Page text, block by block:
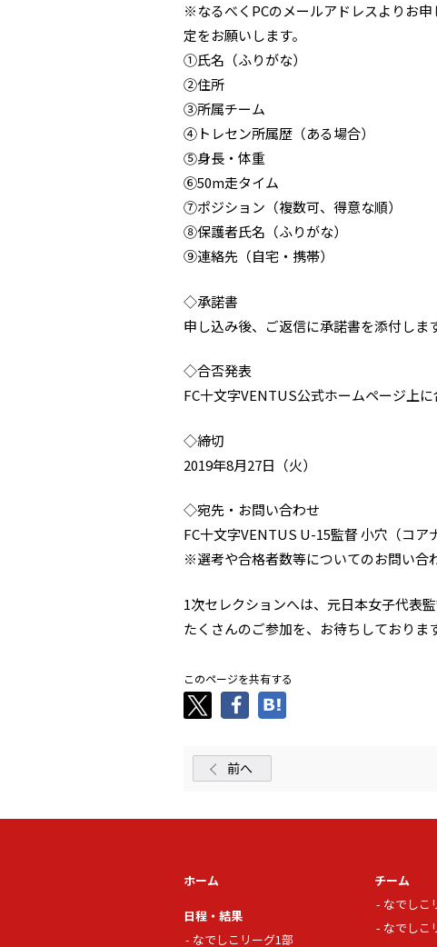
※なるべくPCのメールアドレスよりお
定をお願いします。
①氏名（ふりがな）
②住所
③所属チーム
④トレセン所属歴（ある場合）
⑤身長・体重
⑥50m走タイム
⑦ポジション（複数可、得意な順）
⑧保護者氏名（ふりがな）
⑨連絡先（自宅・携帯）
◇承諾書
申し込み後、ご返信に承諾書を添付しま
◇合否発表
FC十文字VENTUS公式ホームページ
◇締切
2019年8月27日（火）
◇宛先・お問い合わせ
FC十文字VENTUS U-15監督 小穴（コ
※選考や合格者数等についてのお問い合
1次セレクションへは、元日本女子代表
たくさんのご参加を、お待ちしておりま
このページを共有する
前へ
ホーム
日程・結果
なでしこリーグ1部
チーム
なでしこ
なでしこ